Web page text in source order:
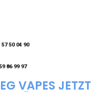
50 04 90
86 99 97
VAPES JETZT